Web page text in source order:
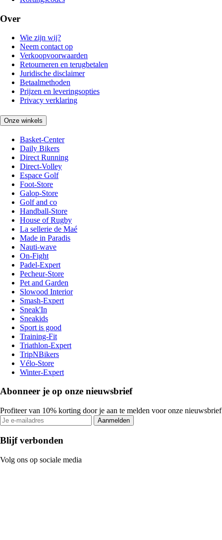
Over
Wie zijn wij?
Neem contact op
Verkoopvoorwaarden
Retourneren en terugbetalen
Juridische disclaimer
Betaalmethoden
Prijzen en leveringsopties
Privacy verklaring
Onze winkels
Basket-Center
Daily Bikers
Direct Running
Direct-Volley
Espace Golf
Foot-Store
Galop-Store
Golf and co
Handball-Store
House of Rugby
La sellerie de Maé
Made in Paradis
Nauti-wave
On-Fight
Padel-Expert
Pecheur-Store
Pet and Garden
Slowood Interior
Smash-Expert
Sneak'In
Sneakids
Sport is good
Training-Fit
Triathlon-Expert
TripNBikers
Vélo-Store
Winter-Expert
Abonneer je op onze nieuwsbrief
Profiteer van 10% korting door je aan te melden voor onze nieuwsbrief
Aanmelden
Blijf verbonden
Volg ons op sociale media